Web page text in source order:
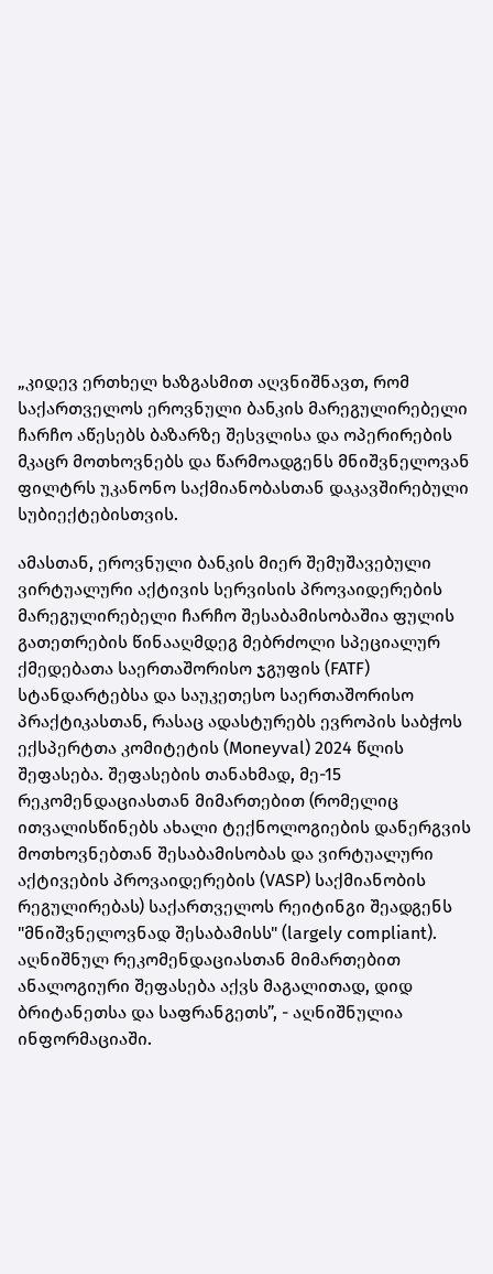
„კიდევ ერთხელ ხაზგასმით აღვნიშნავთ, რომ
საქართველოს ეროვნული ბანკის მარეგულირებელი
ჩარჩო აწესებს ბაზარზე შესვლისა და ოპერირების
მკაცრ მოთხოვნებს და წარმოადგენს მნიშვნელოვან
ფილტრს უკანონო საქმიანობასთან დაკავშირებული
სუბიექტებისთვის.
ამასთან, ეროვნული ბანკის მიერ შემუშავებული
ვირტუალური აქტივის სერვისის პროვაიდერების
მარეგულირებელი ჩარჩო შესაბამისობაშია ფულის
გათეთრების წინააღმდეგ მებრძოლი სპეციალურ
ქმედებათა საერთაშორისო ჯგუფის (FATF)
სტანდარტებსა და საუკეთესო საერთაშორისო
პრაქტიკასთან, რასაც ადასტურებს ევროპის საბჭოს
ექსპერტთა კომიტეტის (Moneyval) 2024 წლის
შეფასება. შეფასების თანახმად, მე-15
რეკომენდაციასთან მიმართებით (რომელიც
ითვალისწინებს ახალი ტექნოლოგიების დანერგვის
მოთხოვნებთან შესაბამისობას და ვირტუალური
აქტივების პროვაიდერების (VASP) საქმიანობის
რეგულირებას) საქართველოს რეიტინგი შეადგენს
"მნიშვნელოვნად შესაბამისს" (largely compliant).
აღნიშნულ რეკომენდაციასთან მიმართებით
ანალოგიური შეფასება აქვს მაგალითად, დიდ
ბრიტანეთსა და საფრანგეთს”, - აღნიშნულია
ინფორმაციაში.